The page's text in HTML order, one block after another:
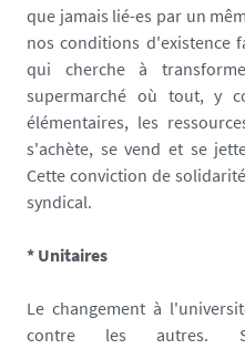
que jamais lié-es par un
nos conditions d'existence
qui cherche à
supermarché où tout, y
élémentaires, les
s'achète, se vend et se
Cette conviction de
syndical.
* Unitaires
Le changement à
contre les autres.